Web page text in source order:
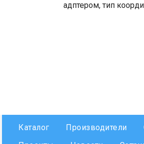
адптером, тип
Каталог Производители